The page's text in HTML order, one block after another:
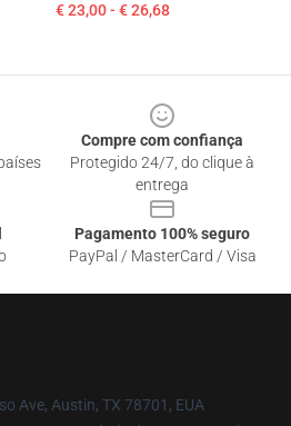
€ 23,00 - € 26,68
Compre com confiança
Protegido 24/7, do clique à
entrega
Pagamento 100% seguro
PayPal / MasterCard / Visa
Ave, Austin, TX 78701, EUA